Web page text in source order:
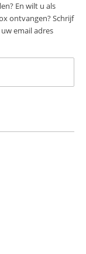
En wilt u als
ontvangen? Schrijf
email adres